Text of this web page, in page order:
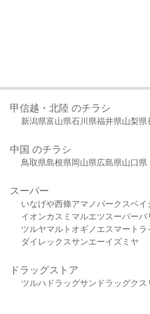
甲信越・北陸 のチラシ
新潟県富山県石川県福井県山梨県
中国 のチラシ
鳥取県島根県岡山県広島県山口県
スーパー
いなげや西條アマノパークスベイ
イオンカスミ マルエツスーパーバ
ツルヤマルト オギノ エスマート ラ
ダイレックスサンエーイズミヤ
ドラッグストア
ツルハドラッグサンドラッグクス